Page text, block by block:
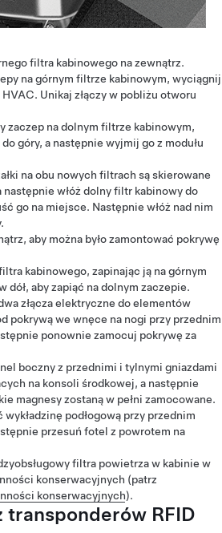
filtra kabinowego na zewnątrz.
na górnym filtrze kabinowym, wyciągnij
HVAC. Unikaj złączy w pobliżu otworu
zaczep na dolnym filtrze kabinowym,
góry, a następnie wyjmij go z modułu
na obu nowych filtrach są skierowane
następnie włóż dolny filtr kabinowy do
go na miejsce. Następnie włóż nad nim
aby można było zamontować pokrywę
kabinowego, zapinając ją na górnym
dół, aby zapiąć na dolnym zaczepie.
złącza elektryczne do elementów
pokrywą we wnęce na nogi przy przednim
ponownie zamocuj pokrywę za
boczny z przednimi i tylnymi gniazdami
na konsoli środkowej, a następnie
magnesyzostaną w pełni zamocowane.
podłogową przy przednim
przesuń fotel z powrotem na
filtra powietrza w kabinie w
konserwacyjnych (patrz
konserwacyjnych).
transponderów RFID